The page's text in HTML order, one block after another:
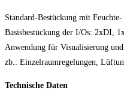
Standard-Bestückung mit
Basisbestückung der I/Os: 2xDI,
Anwendung für Visualisierung
zb.: Einzelraumregelungen,
Technische Daten